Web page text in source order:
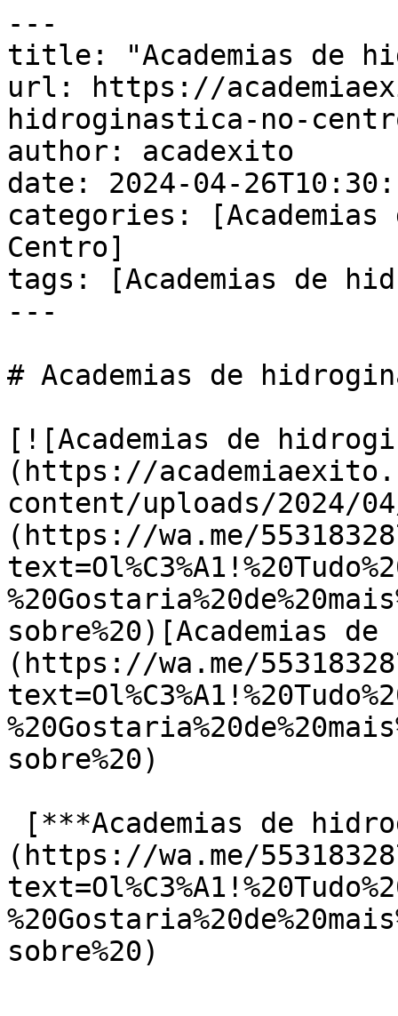
---
title: "Academias de
url: https://
hidroginastica-no-
author: acadexito
date: 2024-04-
categories:
Centro]
tags: [Academias de
---
# Academias de
[![Academias de
(https://
content/uploads/2024/
(https://wa.me/
sobre%20)[Academias
(https://wa.me/
sobre%20)
(https://wa.me/
sobre%20)